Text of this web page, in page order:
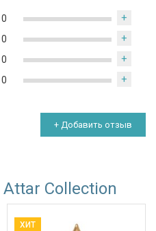
0 +
0 +
0 +
0 +
+ Добавить отзыв
Attar Collection
ХИТ